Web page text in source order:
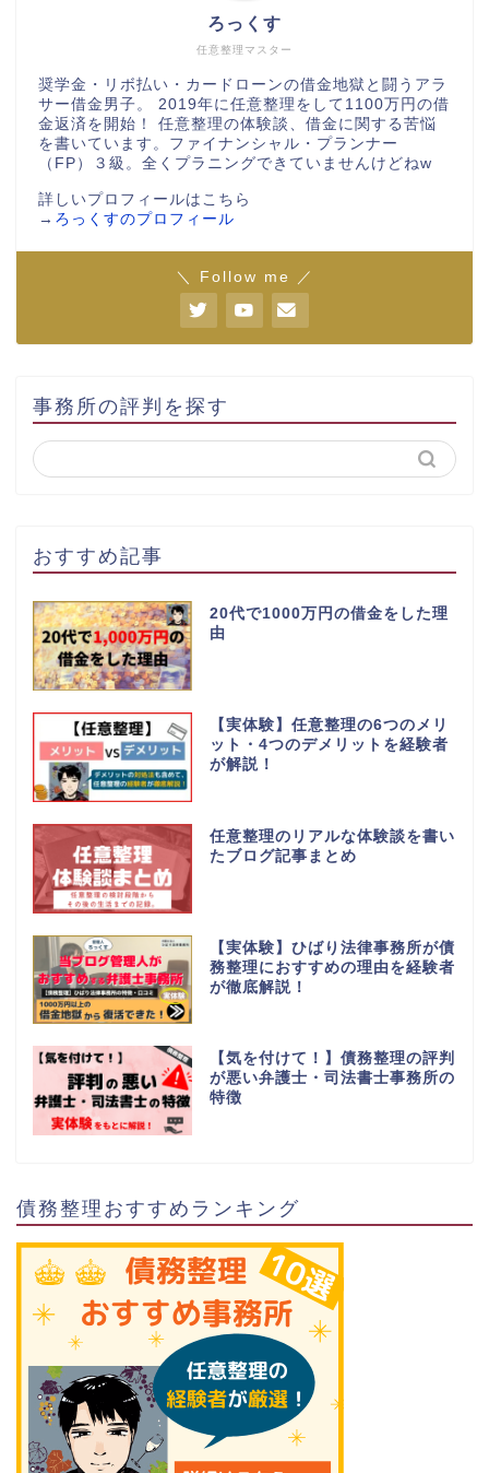
任意整理マスター
ろっくす
奨学金・リボ払い・カードローンの借金地獄と闘うアラ
サー借金男子。 2019年に任意整理をして1100万円の借
金返済を開始！ 任意整理の体験談、借金に関する苦悩
を書いています。ファイナンシャル・プランナー
（FP）３級。全くプラニングできていませんけどねw
詳しいプロフィールはこちら
→ ろっくすのプロフィール
＼ Follow me ／
事務所の評判を探す
おすすめ記事
20代で1000万円の借金をした理
由
【実体験】任意整理の6つのメリ
ット・4つのデメリットを経験者
が解説！
任意整理のリアルな体験談を書い
たブログ記事まとめ
【実体験】ひばり法律事務所が債
務整理におすすめの理由を経験者
が徹底解説！
【気を付けて！】債務整理の評判
が悪い弁護士・司法書士事務所の
特徴
債務整理おすすめランキング